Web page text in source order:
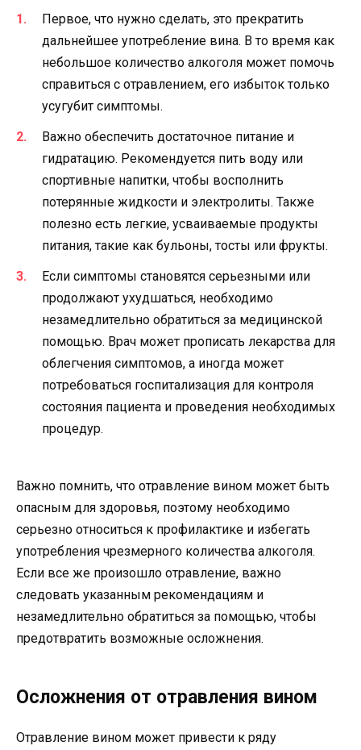
Первое, что нужно сделать, это прекратить
дальнейшее употребление вина. В то время как
небольшое количество алкоголя может помочь
справиться с отравлением, его избыток только
усугубит симптомы.
Важно обеспечить достаточное питание и
гидратацию. Рекомендуется пить воду или
спортивные напитки, чтобы восполнить
потерянные жидкости и электролиты. Также
полезно есть легкие, усваиваемые продукты
питания, такие как бульоны, тосты или фрукты.
Если симптомы становятся серьезными или
продолжают ухудшаться, необходимо
незамедлительно обратиться за медицинской
помощью. Врач может прописать лекарства для
облегчения симптомов, а иногда может
потребоваться госпитализация для контроля
состояния пациента и проведения необходимых
процедур.
Важно помнить, что отравление вином может быть
опасным для здоровья, поэтому необходимо
серьезно относиться к профилактике и избегать
употребления чрезмерного количества алкоголя.
Если все же произошло отравление, важно
следовать указанным рекомендациям и
незамедлительно обратиться за помощью, чтобы
предотвратить возможные осложнения.
Осложнения от отравления вином
Отравление вином может привести к ряду